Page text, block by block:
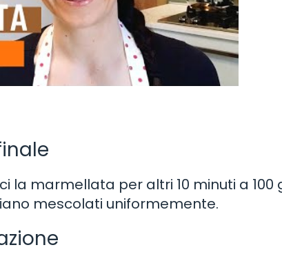
la marmellata per altri 10 minuti a 100
mescolati uniformemente.